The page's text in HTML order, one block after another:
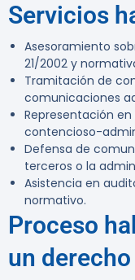
Servicios
Asesoramiento
21/2002 y
Tramitación de
comunicaciones
Representación
contencioso-
Defensa de
terceros o la
Asistencia en
normativo.
Proceso
un